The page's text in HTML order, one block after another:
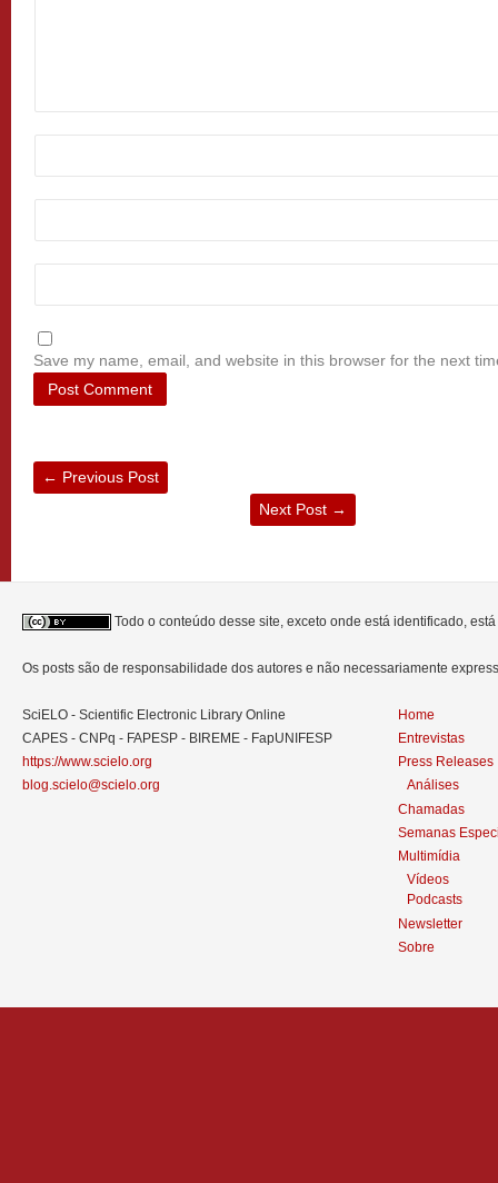
Save my name, email, and website in this browser for the next
← Previous Post
Next Post →
Todo o conteúdo desse site, exceto onde está identificado,
Os posts são de responsabilidade dos autores e não necessariamente
SciELO - Scientific Electronic Library Online
CAPES - CNPq - FAPESP - BIREME - FapUNIFESP
https://www.scielo.org
blog.scielo@scielo.org
Home
Entrevistas
Press Releases
Análises
Chamadas
Semanas
Multimídia
Vídeos
Podcasts
Newsletter
Sobre